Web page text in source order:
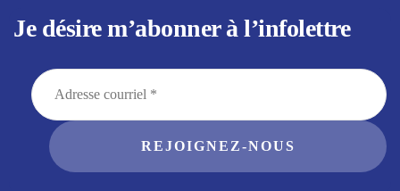
Je désire m’abonner à l’infolettre